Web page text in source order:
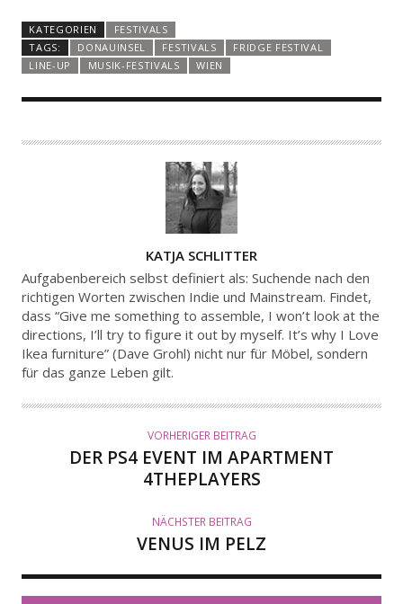
KATEGORIEN
FESTIVALS
TAGS:
DONAUINSEL FESTIVALS
FRIDGE FESTIVAL
LINE-UP
MUSIK-FESTIVALS WIEN
U
T
O
R
KATJA SCHLITTER
Aufgabenbereich selbst definiert als: Suchende nach den
richtigen Worten zwischen Indie und Mainstream. Findet,
dass “Give me something to assemble, I won’t look at the
directions, I’ll try to figure it out by myself. It’s why I Love
Ikea furniture” (Dave Grohl) nicht nur für Möbel, sondern
für das ganze Leben gilt.
VORHERIGER BEITRAG
DER PS4 EVENT IM APARTMENT
4THEPLAYERS
NÄCHSTER BEITRAG
VENUS IM PELZ